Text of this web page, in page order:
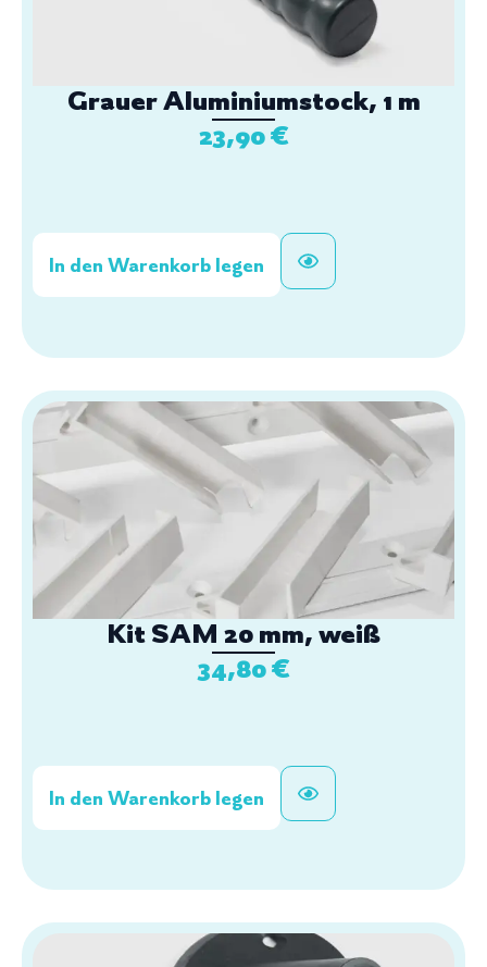
Grauer Aluminiumstock, 1 m
23,90€
In den Warenkorb legen
Kit SAM 20 mm, weiß
34,80€
In den Warenkorb legen